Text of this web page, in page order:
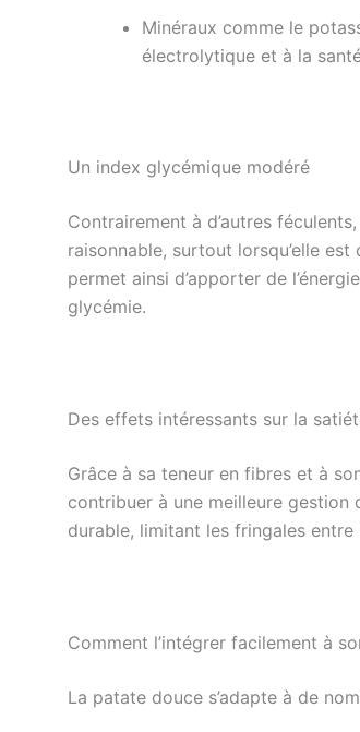
Minéraux comme le
électrolytique et à la
Un index glycémique modéré
Contrairement à d’autres
raisonnable, surtout lorsqu’elle
permet ainsi d’apporter de
glycémie.
Des effets intéressants sur la
Grâce à sa teneur en fibres et à
contribuer à une meilleure gestion
durable, limitant les fringales entre
Comment l’intégrer facilement à
La patate douce s’adapte à de